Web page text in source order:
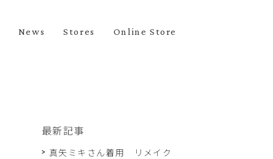
News Stores Online Store
最新記事
真矢ミキさん着用 リメイク